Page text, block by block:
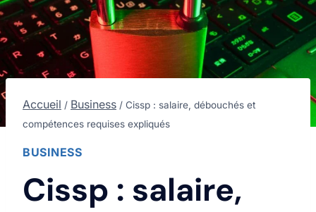
Accueil / Business / Cissp : salaire, débouchés et
compétences requises expliqués
BUSINESS
Cissp : salaire,